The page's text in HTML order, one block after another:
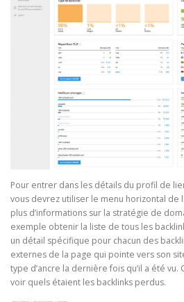
Pour entrer dans les détails du profil de
vous devrez utiliser le menu horizontal de
plus d’informations sur la stratégie de
exemple obtenir la liste de tous les
un détail spécifique pour chacun des
externes de la page qui pointe vers son
type d’ancre la dernière fois qu’il a été
voir quels étaient les backlinks perdus.